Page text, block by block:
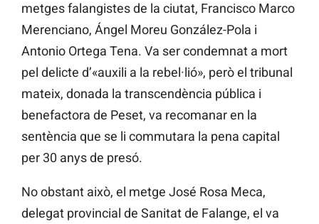
metges falangistes de la ciutat, Francisco Marco
Merenciano, Ángel Moreu González-Pola i
Antonio Ortega Tena. Va ser condemnat a mort
pel delicte d’«auxili a la rebel·lió», però el tribunal
mateix, donada la transcendència pública i
benefactora de Peset, va recomanar en la
sentència que se li commutara la pena capital
per 30 anys de presó.
No obstant això, el metge José Rosa Meca,
delegat provincial de Sanitat de Falange, el va